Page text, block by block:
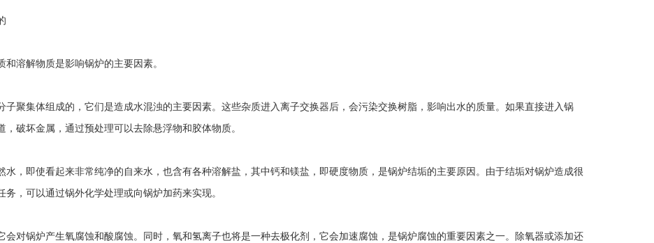
溶解物质是影响锅炉的主要因素。
聚集体组成的，它们是造成水混浊的主要因素。这些杂质进入离子交换器后，会污染交换树脂，影响出水的质量。如果直接进入锅
破坏金属，通过预处理可以去除悬浮物和胶体物质。
，即使看起来非常纯净的自来水，也含有各种溶解盐，其中钙和镁盐，即硬度物质，是锅炉结垢的主要原因。由于结垢对锅炉造成很
，可以通过锅外化学处理或向锅炉加药来实现。
对锅炉产生氧腐蚀和酸腐蚀。同时，氧和氢离子也将是一种去极化剂，它会加速腐蚀，是锅炉腐蚀的重要因素之一。除氧器或添加还